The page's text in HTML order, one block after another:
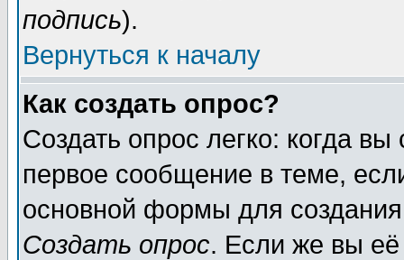
подпись).
Вернуться к началу
Как создать опрос?
Создать опрос легко: когда
первое сообщение в теме,
основной формы для
Создать опрос. Если же вы её